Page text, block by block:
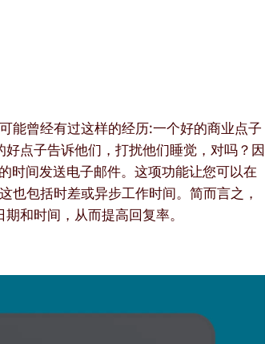
能曾经有过这样的经历:一个好的商业点子
点子告诉他们，打扰他们睡觉，对吗？因
时间发送电子邮件。这项功能让您可以在
也包括时差或异步工作时间。简而言之，
和时间，从而提高回复率。